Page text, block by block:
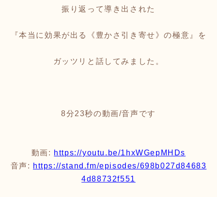
振り返って導き出された
『本当に効果が出る《豊かさ引き寄せ》の極意』を
ガッツリと話してみました。
8分23秒の動画/音声です
動画: https://youtu.be/1hxWGepMHDs
音声: https://stand.fm/episodes/698b027d84683
4d88732f551